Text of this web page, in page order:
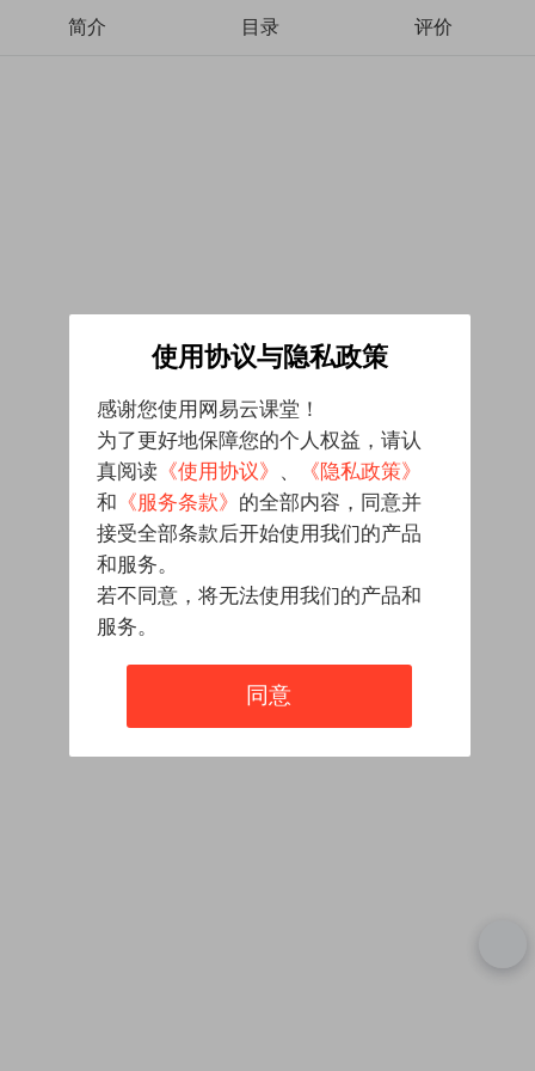
简介 目录 评价
使用协议与隐私政策
感谢您使用网易云课堂！
为了更好地保障您的个人权益，请认
真阅读 《使用协议》 、
《隐私政策》
和 《服务条款》 的全部内容，同意并
接受全部条款后开始使用我们的产品
和服务。
若不同意，将无法使用我们的产品和
服务。
同意